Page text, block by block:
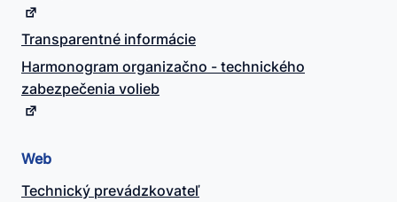
Transparentné informácie
Harmonogram organizačno - technického
zabezpečenia volieb
Web
Technický prevádzkovateľ